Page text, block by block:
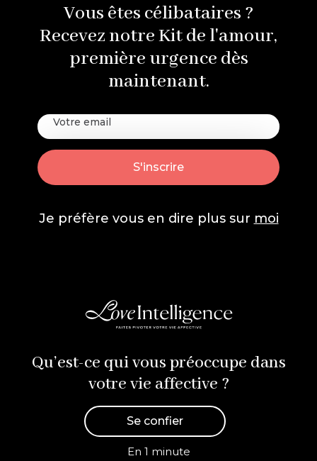
Vous êtes célibataires ?
Recevez notre Kit de l'amour,
première urgence dès
maintenant.
Je préfère vous en dire plus sur moi
Qu’est-ce qui vous préoccupe dans
votre vie affective ?
Se confier
En 1 minute